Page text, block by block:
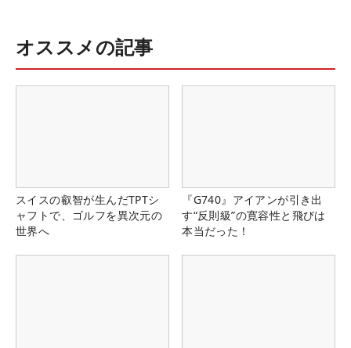
オススメの記事
スイスの叡智が生んだTPTシ
ャフトで、ゴルフを異次元の
世界へ
『G740』アイアンが引き出
す“反則級”の寛容性と飛びは
本当だった！